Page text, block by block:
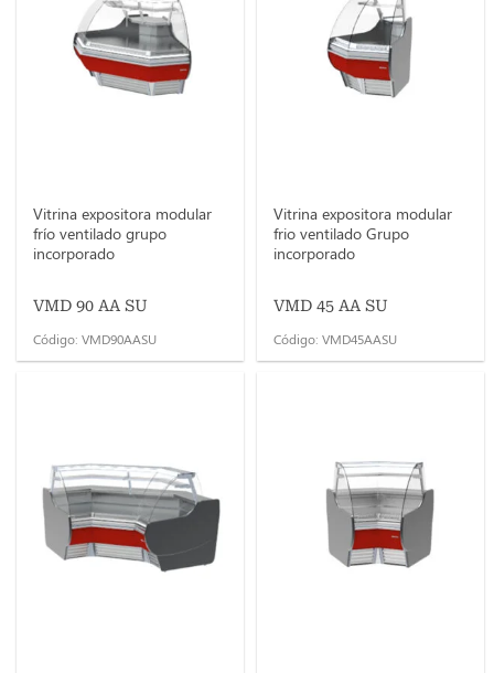
Vitrina expositora modular
frío ventilado grupo
incorporado
VMD 90 AA SU
Código: VMD90AASU
Vitrina expositora modular
frio ventilado Grupo
incorporado
VMD 45 AA SU
Código: VMD45AASU